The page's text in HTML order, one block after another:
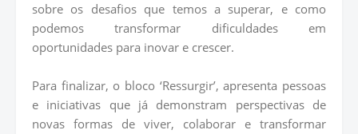
sobre os desafios que temos a superar, e como
podemos transformar dificuldades em
oportunidades para inovar e crescer.
Para finalizar, o bloco ‘Ressurgir’, apresenta pessoas
e iniciativas que já demonstram perspectivas de
novas formas de viver, colaborar e transformar